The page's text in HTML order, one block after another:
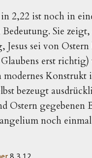
2,22 ist noch in
Sie zeigt,
Jesus sei von
erst richtig)
Konstrukt
bezeugt
Ostern gegebenen
noch